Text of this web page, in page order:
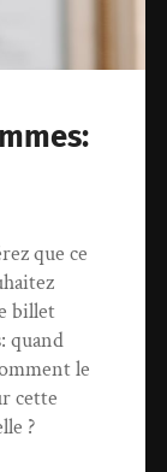
que ce
billet
quand
le
cette
?